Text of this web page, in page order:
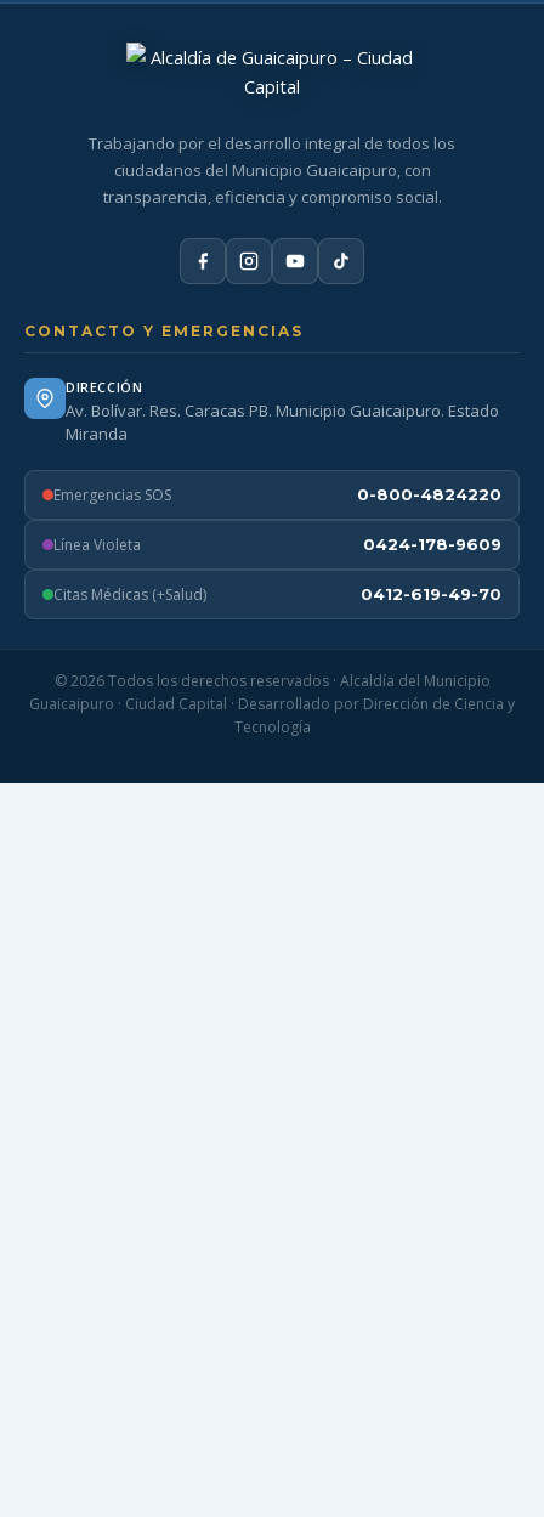
Trabajando por el desarrollo integral de todos los
ciudadanos del Municipio Guaicaipuro, con
transparencia, eficiencia y compromiso social.
CONTACTO Y EMERGENCIAS
DIRECCIÓN
Av. Bolívar. Res. Caracas PB. Municipio Guaicaipuro. Estado
Miranda
Emergencias SOS 0-800-4824220
Línea Violeta 0424-178-9609
Citas Médicas (+Salud) 0412-619-49-70
© 2026 Todos los derechos reservados · Alcaldía del Municipio
Guaicaipuro · Ciudad Capital · Desarrollado por Dirección de Ciencia y
Tecnología